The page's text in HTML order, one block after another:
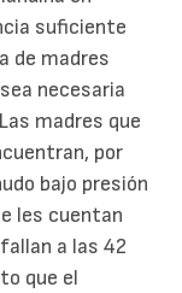
suficiente
de madres
necesaria
madres que
por
bajo presión
les cuentan
a las 42
que el